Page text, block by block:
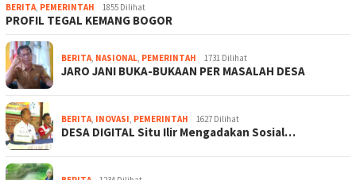
BERITA, PEMERINTAH 1855 Dilihat
PROFIL TEGAL KEMANG BOGOR
BERITA, NASIONAL, PEMERINTAH 1731 Dilihat
JARO JANI BUKA-BUKAAN PER MASALAH DESA
BERITA, INOVASI, PEMERINTAH 1627 Dilihat
DESA DIGITAL Situ Ilir Mengadakan Sosial…